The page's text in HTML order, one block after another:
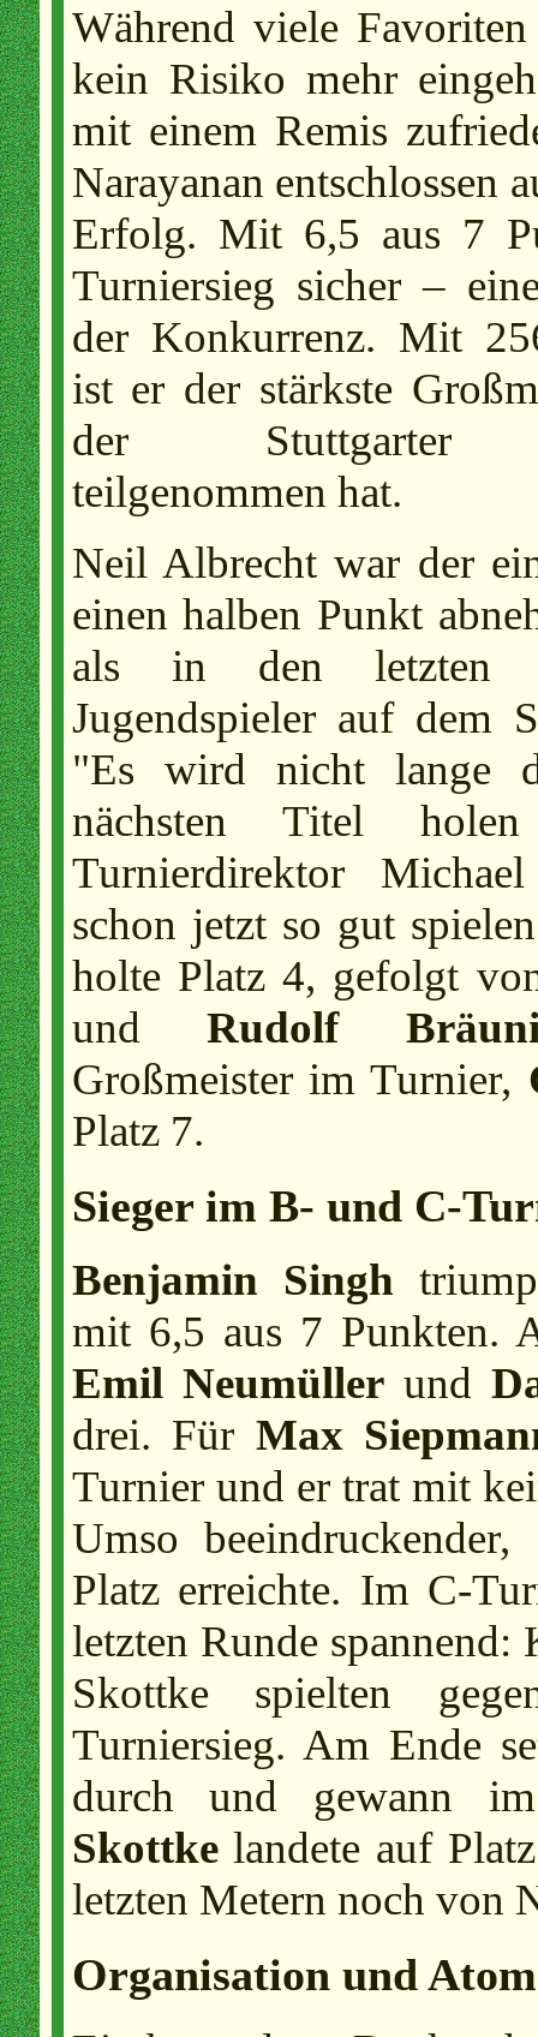
Während viele
kein Risiko mehr
mit einem Remis
Narayanan entschlossen
Erfolg. Mit 6,5 aus 7
Turniersieg sicher –
der Konkurrenz. Mit
ist er der stärkste
der Stuttgarter
teilgenommen hat.
Neil Albrecht war der
einen halben Punkt
als in den letzten
Jugendspieler auf dem
"Es wird nicht lange
nächsten Titel
Turnierdirektor
schon jetzt so gut
holte Platz 4, gefolgt
und Rudolf
Großmeister im Turnier,
Platz 7.
Sieger im B- und C-
Benjamin Singh
mit 6,5 aus 7 Punkten.
Emil Neumüllerund
drei. Für Max
Turnier und er trat mit
Umso
Platz erreichte. Im C-
letzten Runde
Skottke spielten
Turniersieg. Am Ende
durch und gewann
Skottkelandete auf
letzten Metern noch von
Organisation und